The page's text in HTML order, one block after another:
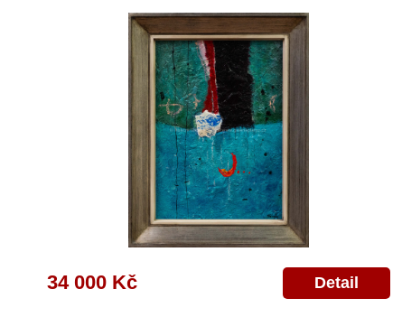
34 000 Kč Detail